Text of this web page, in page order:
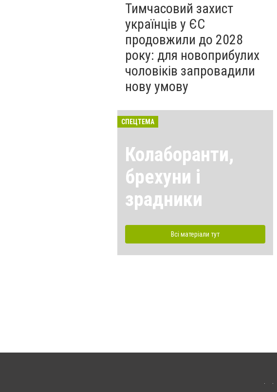
Тимчасовий захист
українців у ЄС
продовжили до 2028
року: для новоприбулих
чоловіків запровадили
нову умову
СПЕЦТЕМА
Колаборанти,
брехуни і
зрадники
Всі матеріали тут